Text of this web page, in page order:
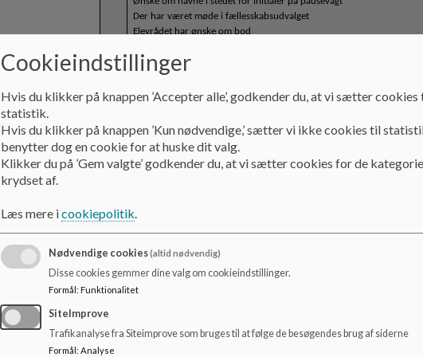
Der har været møde i fællesskabsudvalget
Elevrådet har ønske om bod
at elevrådet prioriterer, hvad der skal bringes videre til
direkte videre til andre på skolen ex. teknisk serviceleder,
elevrådet laver et skriv omkring deres oplevelse af
Bestyrelsen ønsker en redegørelse for, hvordan princippet omkring
https://tofthoejskolen.aula.dk/mobilfri-skole
Flere forældre har henvendt sig omkring skærmbrug og brug af
Der er kommet ny lov om, at mobiler ikke må bruges i skole og dus.
Skolebestyrelsen giver udtryk for, at der er for meget skærmtid
Cookieindstillinger
Hvis du klikker på knappen ’Accepter alle’, godkender du, at vi sætter
statistik.
Hvis du klikker på knappen ’Kun nødvendige,’ sætter vi ikke cookies til
benytter dog en cookie for at huske dit valg.
Klikker du på ’Gem valgte’ godkender du, at vi sætter cookies for de
krydset af.
Læs mere icookiepolitik.
Nødvendige cookies(altid nødvendig)
Disse cookies gemmer dine valg om cookieindstillinger.
Formål: Funktionalitet
SiteImprove
Trafikanalyse fra Siteimprove som bruges til at følge de besøgendes brug af siderne
Formål : Analyse